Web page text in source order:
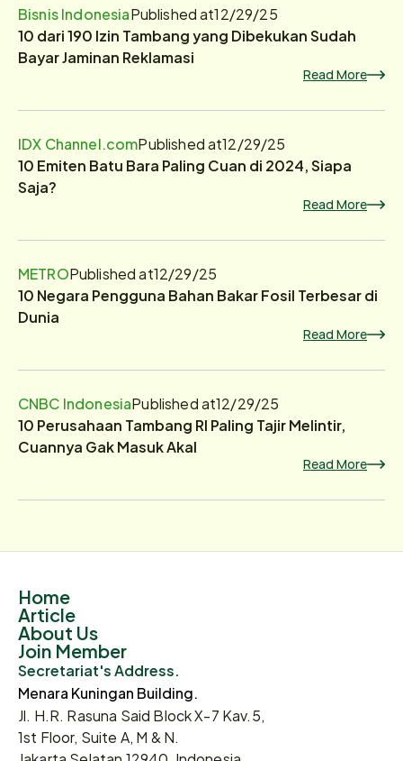
Bisnis IndonesiaPublished at12/29/25
10 dari 190 Izin Tambang yang Dibekukan Sudah
Bayar Jaminan Reklamasi
Read More
IDX Channel.comPublished at12/29/25
10 Emiten Batu Bara Paling Cuan di 2024, Siapa
Saja?
Read More
METROPublished at12/29/25
10 Negara Pengguna Bahan Bakar Fosil Terbesar di
Dunia
Read More
CNBC IndonesiaPublished at12/29/25
10 Perusahaan Tambang RI Paling Tajir Melintir,
Cuannya Gak Masuk Akal
Read More
Home
Article
About Us
Join Member
Secretariat's Address.
Menara Kuningan Building.
Jl. H.R. Rasuna Said Block X-7 Kav.5,
1st Floor, Suite A, M & N.